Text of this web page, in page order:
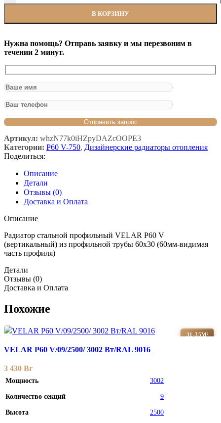
В КОРЗИНУ
Нужна помощь? Отправь заявку и мы перезвоним в
течении 2 минут.
Артикул: whzN77k0iHZpyDAZcOOPE3
Категории: P60 V-750, Дизайнерские радиаторы отопления
Поделиться:
Описание
Детали
Отзывы (0)
Доставка и Оплата
Описание
Радиатор стальной профильный VELAR P60 V
(вертикальный) из профильной трубы 60х30 (60мм-видимая
часть профиля)
Детали
Отзывы (0)
Доставка и Оплата
Похожие
31-35М²
VELAR P60 V/09/2500/ 3002 Bт/RAL 9016
3 430 Br
Мощность
3002
Количество секций
9
Высота
2500